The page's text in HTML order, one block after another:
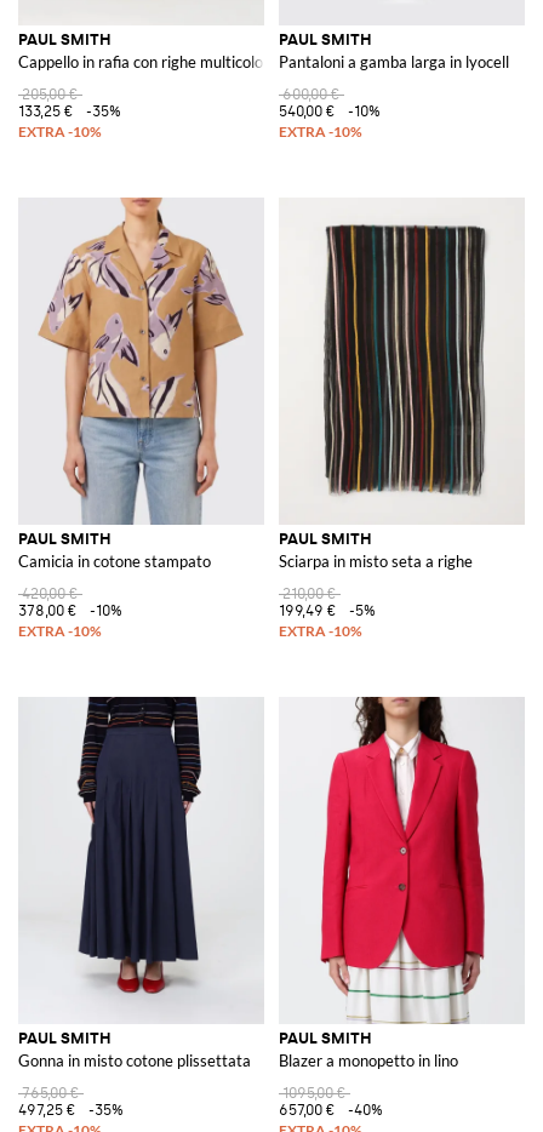
PAUL SMITH
Cappello in rafia con righe multicolor
205,00 €
133,25 €
-35%
PAUL SMITH
Pantaloni a gamba larga in lyocell
600,00 €
540,00 €
-10%
PAUL SMITH
Camicia in cotone stampato
420,00 €
378,00 €
-10%
PAUL SMITH
Sciarpa in misto seta a righe
210,00 €
199,49 €
-5%
PAUL SMITH
Gonna in misto cotone plissettata
765,00 €
497,25 €
-35%
PAUL SMITH
Blazer a monopetto in lino
1095,00 €
657,00 €
-40%